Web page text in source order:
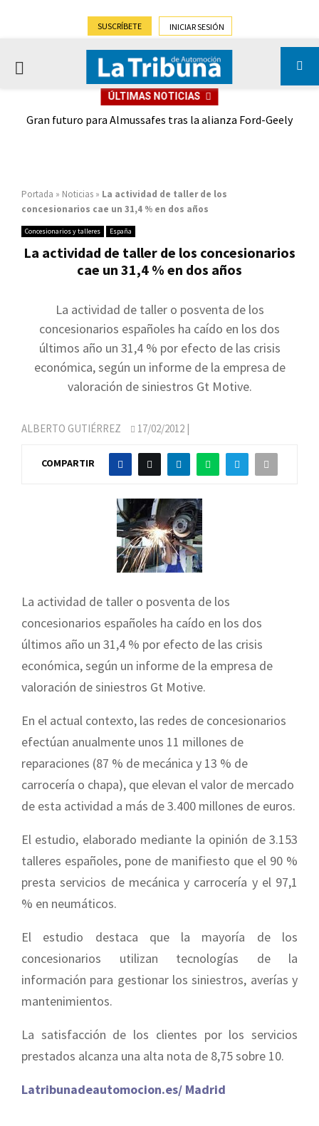
SUSCRÍBETE INICIAR SESIÓN
PRIMARY
ÚLTIMAS NOTICIAS
Gran futuro para Almussafes tras la alianza Ford-Geely
Portada » Noticias » La actividad de taller de los
concesionarios cae un 31,4 % en dos años
Concesionarios y talleres España
La actividad de taller de los concesionarios
cae un 31,4 % en dos años
La actividad de taller o posventa de los
concesionarios españoles ha caído en los dos
últimos año un 31,4 % por efecto de las crisis
económica, según un informe de la empresa de
valoración de siniestros Gt Motive.
ALBERTO GUTIÉRREZ 17/02/2012 |
COMPARTIR
La actividad de taller o posventa de los
concesionarios españoles ha caído en los dos
últimos año un 31,4 % por efecto de las crisis
económica, según un informe de la empresa de
valoración de siniestros Gt Motive.
En el actual contexto, las redes de concesionarios
efectúan anualmente unos 11 millones de
reparaciones (87 % de mecánica y 13 % de
carrocería o chapa), que elevan el valor de mercado
de esta actividad a más de 3.400 millones de euros.
El estudio, elaborado mediante la opinión de 3.153
talleres españoles, pone de manifiesto que el 90 %
presta servicios de mecánica y carrocería y el 97,1
% en neumáticos.
El estudio destaca que la mayoría de los
concesionarios utilizan tecnologías de la
información para gestionar los siniestros, averías y
mantenimientos.
La satisfacción de los clientes por los servicios
prestados alcanza una alta nota de 8,75 sobre 10.
Latribunadeautomocion.es/ Madrid